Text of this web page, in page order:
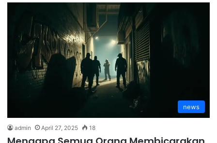
news
admin April 27, 2025 18